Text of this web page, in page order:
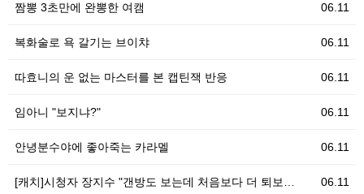
06.11
짬뽕 3초만에 완뽕한 여캠
06.11
복화술로 욕 갈기는 브이챠
06.11
따효니의 운 없는 마스터를 본 캡틴잭 반응
06.11
임아니 "보지냐?"
06.11
안녕분수야에 좋아죽는 카라멜
06.11
[캐치]시청자 장지수 "갠방도 보는데 처음보다 더 퇴보…